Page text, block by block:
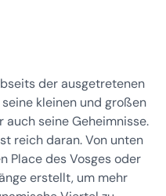
der ausgetretenen
kleinen und großen
seine Geheimnisse.
reich daran. Von unten
Place des Vosges oder
erstellt, um mehr